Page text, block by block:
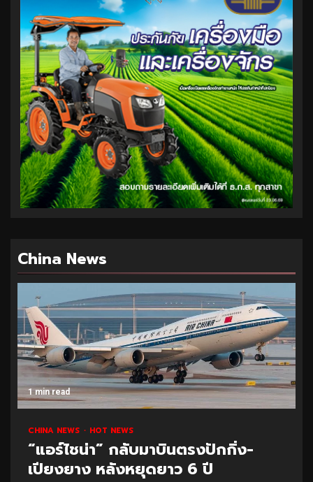
China News
1 min read
CHINA NEWS HOT NEWS
“แอร์ไชน่า” กลับมาบินตรงปักกิ่ง-
เปียงยาง หลังหยุดยาว 6 ปี